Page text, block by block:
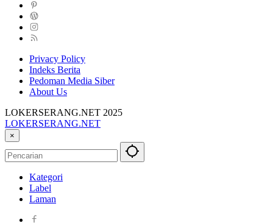
Privacy Policy
Indeks Berita
Pedoman Media Siber
About Us
LOKERSERANG.NET 2025
LOKERSERANG.NET
Info
Lowongan
Kerja
Sekitarnya
×
Kategori
Label
Laman